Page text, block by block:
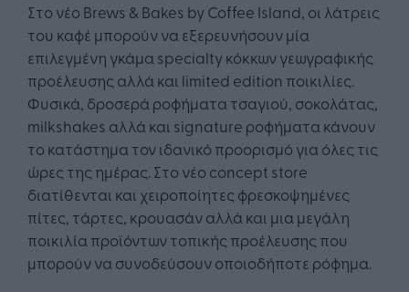
Στο νέο Brews & Bakes by Coffee Island, οι λάτρεις
του καφέ μπορούν να εξερευνήσουν μία
επιλεγμένη γκάμα specialty κόκκων γεωγραφικής
προέλευσης αλλά και limited edition ποικιλίες.
Φυσικά, δροσερά ροφήματα τσαγιού, σοκολάτας,
milkshakes αλλά και signature ροφήματα κάνουν
το κατάστημα τον ιδανικό προορισμό για όλες τις
ώρες της ημέρας. Στο νέο concept store
διατίθενται και χειροποίητες φρεσκοψημένες
πίτες, τάρτες, κρουασάν αλλά και μια μεγάλη
ποικιλία προϊόντων τοπικής προέλευσης που
μπορούν να συνοδεύσουν οποιοδήποτε ρόφημα.